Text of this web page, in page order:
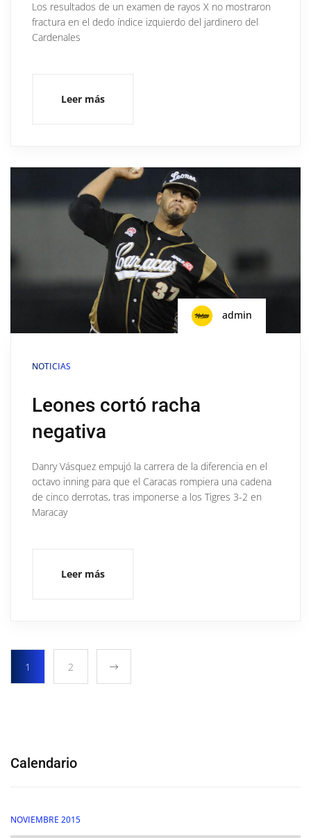
Los resultados de un examen de rayos X no mostraron
fractura en el dedo índice izquierdo del jardinero del
Cardenales
Leer más
admin
NOTICIAS
Leones cortó racha
negativa
Danry Vásquez empujó la carrera de la diferencia en el
octavo inning para que el Caracas rompiera una cadena
de cinco derrotas, tras imponerse a los Tigres 3-2 en
Maracay
Leer más
1 2
Calendario
NOVIEMBRE 2015